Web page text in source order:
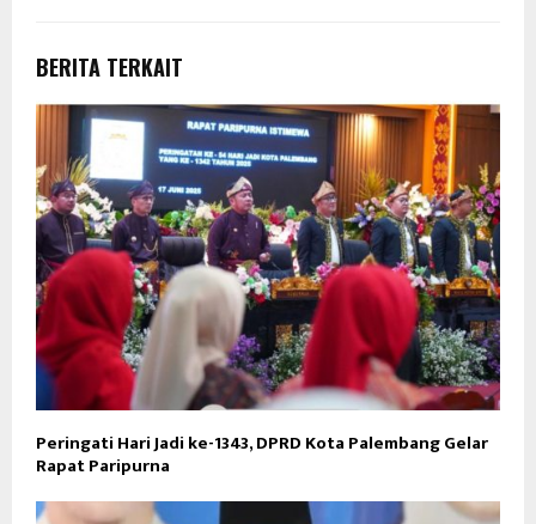
BERITA TERKAIT
Peringati Hari Jadi ke-1343, DPRD Kota Palembang Gelar
Rapat Paripurna